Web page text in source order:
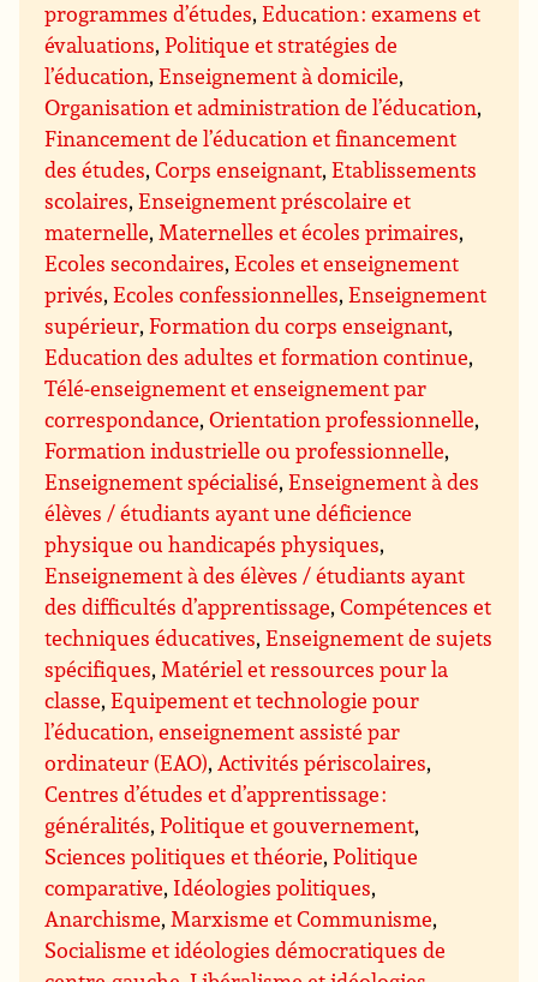
programmes d’études,Education : examens et
évaluations,Politique et stratégies de
l’éducation,Enseignement à domicile,
Organisation et administration de l’éducation,
Financement de l’éducation et financement
des études,Corps enseignant,Etablissements
scolaires,Enseignement préscolaire et
maternelle,Maternelles et écoles primaires,
Ecoles secondaires,Ecoles et enseignement
privés,Ecoles confessionnelles,Enseignement
supérieur,Formation du corps enseignant,
Education des adultes et formation continue,
Télé-enseignement et enseignement par
correspondance,Orientation professionnelle,
Formation industrielle ou professionnelle,
Enseignement spécialisé,Enseignement à des
élèves / étudiants ayant une déficience
physique ou handicapés physiques,
Enseignement à des élèves / étudiants ayant
des difficultés d’apprentissage,Compétences et
techniques éducatives,Enseignement de sujets
spécifiques,Matériel et ressources pour la
classe,Equipement et technologie pour
l’éducation, enseignement assisté par
ordinateur (EAO),Activités périscolaires,
Centres d’études et d’apprentissage :
généralités,Politique et gouvernement,
Sciences politiques et théorie,Politique
comparative, Idéologies politiques,
Anarchisme,Marxisme et Communisme,
Socialisme et idéologies démocratiques de